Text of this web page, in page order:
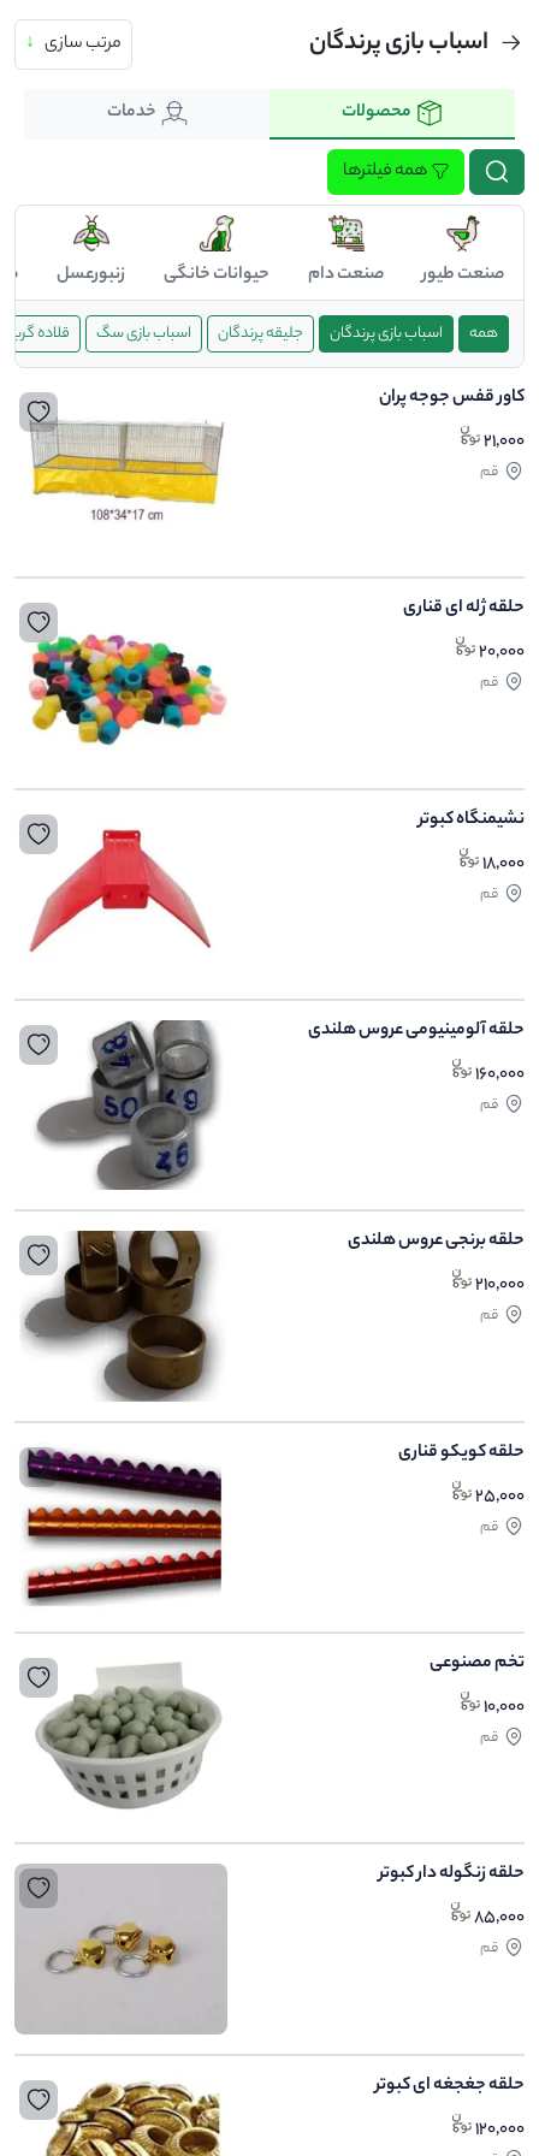
اسباب بازی پرندگان مرتب سازی ↓
محصولات خدمات
همه فیلترها
صنعت طیور صنعت دام حیوانات خانگی زنبورعسل
همه اسباب بازی پرندگان جلیقه پرندگان اسباب بازی سگ قلاده گربه
کاور قفس جوجه پران
21,000
قم
حلقه ژله ای قناری
20,000
قم
نشیمنگاه کبوتر
18,000
قم
حلقه آلومینیومی عروس هلندی
160,000
قم
حلقه برنجی عروس هلندی
210,000
قم
حلقه کویکو قناری
25,000
قم
تخم مصنوعی
10,000
قم
حلقه زنگوله دار کبوتر
85,000
قم
حلقه جغجغه ای کبوتر
120,000